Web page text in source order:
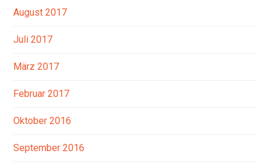
August 2017
Juli 2017
März 2017
Februar 2017
Oktober 2016
September 2016